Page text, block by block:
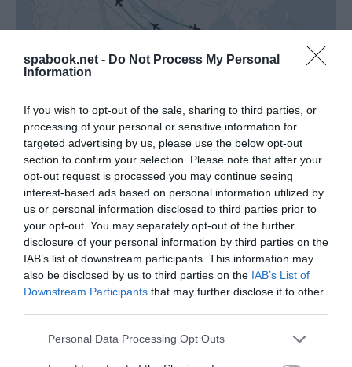
spabook.net - Do Not Process My Personal
Information
If you wish to opt-out of the sale, sharing to third parties, or
processing of your personal or sensitive information for
targeted advertising by us, please use the below opt-out
section to confirm your selection. Please note that after your
opt-out request is processed you may continue seeing
interest-based ads based on personal information utilized by
us or personal information disclosed to third parties prior to
your opt-out. You may separately opt-out of the further
disclosure of your personal information by third parties on the
IAB’s list of downstream participants. This information may
also be disclosed by us to third parties on the IAB’s List of
Downstream Participants that may further disclose it to other
Please note that this website/app uses one or more Google
Personal Data Processing Opt Outs
grafika:South China Morning Post
A Lufthansa LH718-as számú, Münchenből Szöul
Incheonba tartó járata az Urál-hegység fölött
átrepülve visszafordult, és végül a müncheni
repülőtéren landolt: